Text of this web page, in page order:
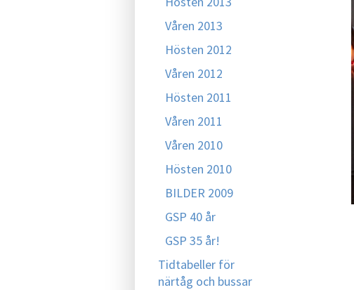
Våren 2013
Hösten 2012
Våren 2012
Hösten 2011
Våren 2011
Våren 2010
Hösten 2010
BILDER 2009
GSP 40 år
GSP 35 år!
Tidtabeller för
närtåg och bussar